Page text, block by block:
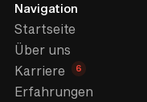
Navigation
Startseite
Über uns
Karriere
6
Erfahrungen